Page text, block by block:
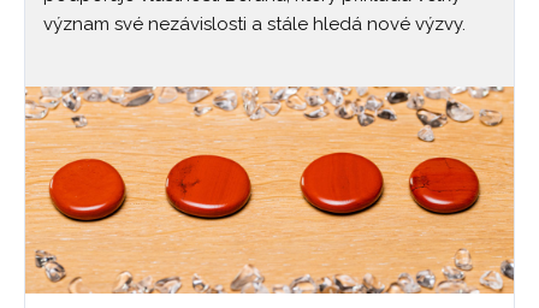
význam své nezávislosti a stále hledá nové výzvy.